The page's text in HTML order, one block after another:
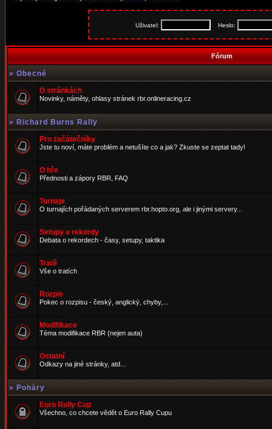
Uživatel: Heslo:
Fórum
» Obecné
O stránkách
Novinky, náměty, ohlasy stránek rbr.onlineracing.cz
» Richard Burns Rally
Pro začátečníky
Jste tu noví, máte problém a netušíte co a jak? Zkuste se zeptat tady!
O hře
Přednosti a zápory RBR, FAQ
Turnaje
O turnajích pořádaných serverem rbr.hopto.org, ale i jinými servery...
Setupy a rekordy
Debata o rekordech - časy, setupy, taktika
Tratě
Vše o tratích
Rozpis
Pokec o rozpisu - český, anglický, chyby,...
Modifikace
Téma modifikace RBR (nejen auta)
Ostatní
Odkazy na jiné stránky, atd...
» Poháry
Euro Rally Cup
Všechno, co chcete vědět o Euro Rally Cupu